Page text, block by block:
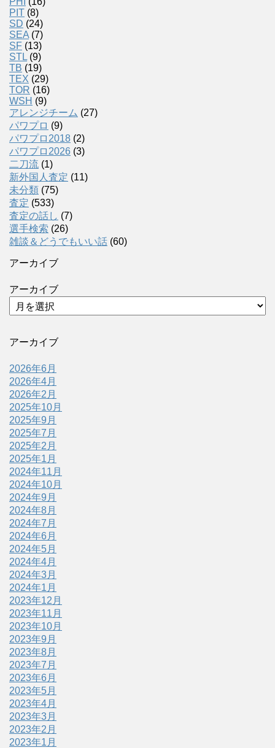
PIT (8)
SD (24)
SEA (7)
SF (13)
STL (9)
TB (19)
TEX (29)
TOR (16)
WSH (9)
アレンジチーム (27)
パワプロ (9)
パワプロ2018 (2)
パワプロ2026 (3)
二刀流 (1)
新外国人査定 (11)
未分類 (75)
査定 (533)
査定の話し (7)
選手検索 (26)
雑談＆どうでもいい話 (60)
アーカイブ
アーカイブ
アーカイブ
2026年6月
2026年4月
2026年2月
2025年10月
2025年9月
2025年7月
2025年2月
2025年1月
2024年11月
2024年10月
2024年9月
2024年8月
2024年7月
2024年6月
2024年5月
2024年4月
2024年3月
2024年1月
2023年12月
2023年11月
2023年10月
2023年9月
2023年8月
2023年7月
2023年6月
2023年5月
2023年4月
2023年3月
2023年2月
2023年1月